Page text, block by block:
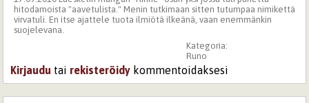
hitodamoista "aavetulista." Menin tutkimaan sitten tutumpaa nimikettä
virvatuli. En itse ajattele tuota ilmiötä ilkeänä, vaan enemmänkin
suojelevana.
Kategoria:
Runo
Kirjaudu tai rekisteröidy kommentoidaksesi